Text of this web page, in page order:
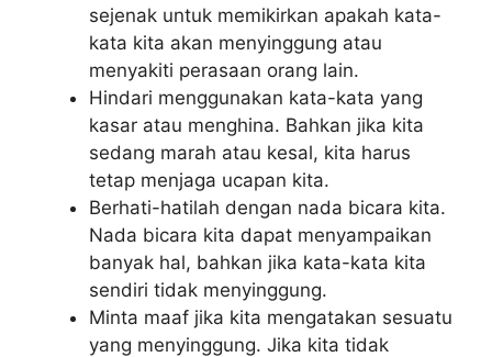
sejenak untuk memikirkan apakah kata-
kata kita akan menyinggung atau
menyakiti perasaan orang lain.
Hindari menggunakan kata-kata yang
kasar atau menghina. Bahkan jika kita
sedang marah atau kesal, kita harus
tetap menjaga ucapan kita.
Berhati-hatilah dengan nada bicara kita.
Nada bicara kita dapat menyampaikan
banyak hal, bahkan jika kata-kata kita
sendiri tidak menyinggung.
Minta maaf jika kita mengatakan sesuatu
yang menyinggung. Jika kita tidak